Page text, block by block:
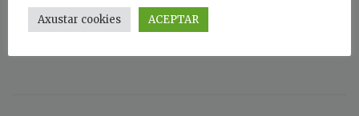
Axustar cookies ACEPTAR